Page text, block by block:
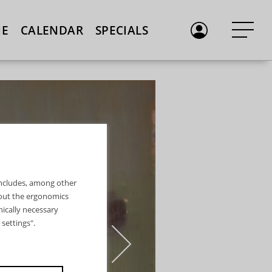
CALENDAR SPECIALS
among other
the ergonomics
necessary